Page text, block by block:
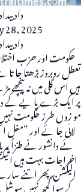
داد
28, 2025
داد
حکومت اور حزب
تعطل روبروز بڑھتا جا
ہیں اس گلی میں نہ
پر ایک بڑے پا یے کے
مو زوں طرز حکومت نہیں
لائی جا ئے اور ”مغل
ئے دانشور نے طنزاً
اخراجات بہت ہیں
الیکشن،پھر اتنے
کے سوا کچھ نہیں